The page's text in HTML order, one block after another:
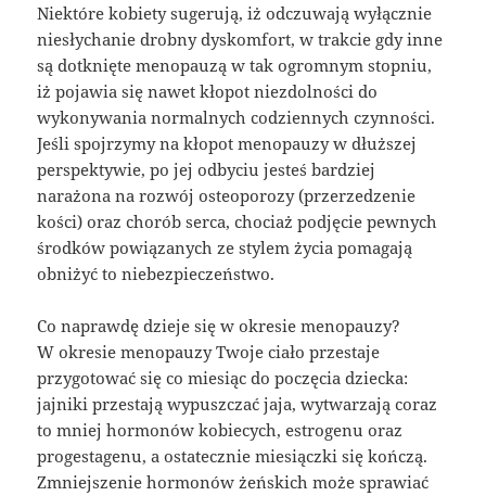
Niektóre kobiety sugerują, iż odczuwają wyłącznie
niesłychanie drobny dyskomfort, w trakcie gdy inne
są dotknięte menopauzą w tak ogromnym stopniu,
iż pojawia się nawet kłopot niezdolności do
wykonywania normalnych codziennych czynności.
Jeśli spojrzymy na kłopot menopauzy w dłuższej
perspektywie, po jej odbyciu jesteś bardziej
narażona na rozwój osteoporozy (przerzedzenie
kości) oraz chorób serca, chociaż podjęcie pewnych
środków powiązanych ze stylem życia pomagają
obniżyć to niebezpieczeństwo.
Co naprawdę dzieje się w okresie menopauzy?
W okresie menopauzy Twoje ciało przestaje
przygotować się co miesiąc do poczęcia dziecka:
jajniki przestają wypuszczać jaja, wytwarzają coraz
to mniej hormonów kobiecych, estrogenu oraz
progestagenu, a ostatecznie miesiączki się kończą.
Zmniejszenie hormonów żeńskich może sprawiać